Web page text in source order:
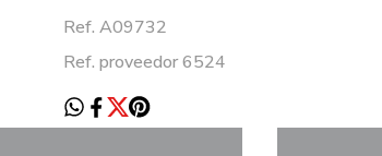
Ref. A09732
Ref. proveedor 6524